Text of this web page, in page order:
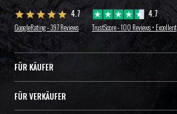
4.7
GoogleRating - 397 Reviews
4.7
TrustScore - 100 Reviews • Excellent
FÜR KÄUFER
FÜR VERKÄUFER